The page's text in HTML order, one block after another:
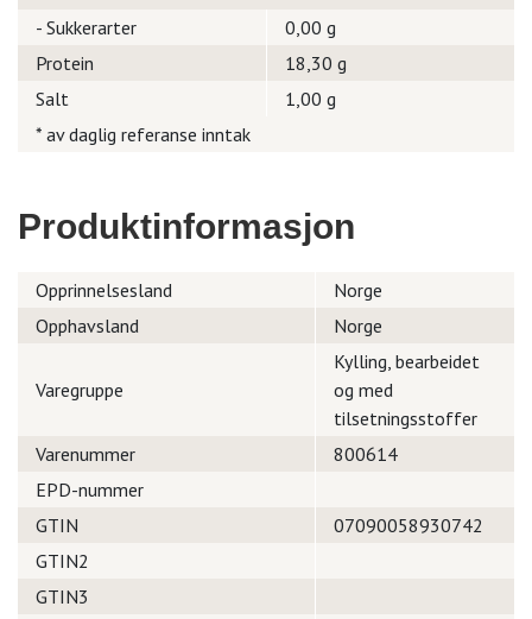
- Sukkerarter
0,00 g
Protein
18,30 g
Salt
1,00 g
* av daglig referanse inntak
Produktinformasjon
Opprinnelsesland
Norge
Opphavsland
Norge
Varegruppe
Kylling, bearbeidet
og med
tilsetningsstoffer
Varenummer
800614
EPD-nummer
GTIN
07090058930742
GTIN2
GTIN3